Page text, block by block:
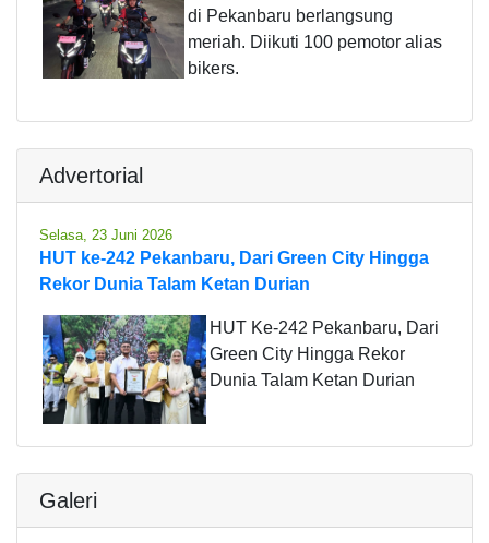
di Pekanbaru berlangsung
meriah. Diikuti 100 pemotor alias
bikers.
Advertorial
Selasa, 23 Juni 2026
HUT ke-242 Pekanbaru, Dari Green City Hingga
Rekor Dunia Talam Ketan Durian
HUT Ke-242 Pekanbaru, Dari
Green City Hingga Rekor
Dunia Talam Ketan Durian
Galeri